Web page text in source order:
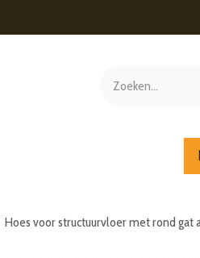
Hoes voor structuurvloer met rond gat